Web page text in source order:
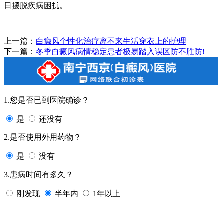
日摆脱疾病困扰。
上一篇： 白癜风个性化治疗离不来生活穿衣上的护理
下一篇： 冬季白癜风病情稳定患者极易踏入误区防不胜防!
1.您是否已到医院确诊？
是 还没有
2.是否使用外用药物？
是 没有
3.患病时间有多久？
刚发现 半年内 1年以上